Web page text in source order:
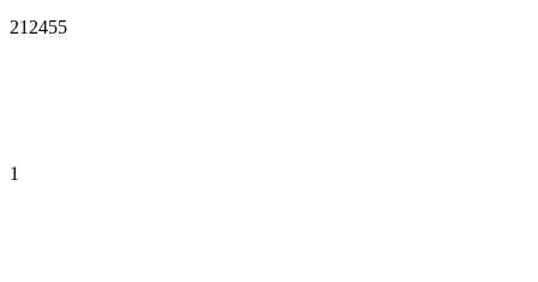
212455
1